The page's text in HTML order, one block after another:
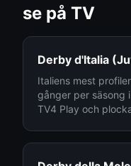
se på TV
Derby d'Italia
Italiens mest
gånger per säsong
TV4 Play och